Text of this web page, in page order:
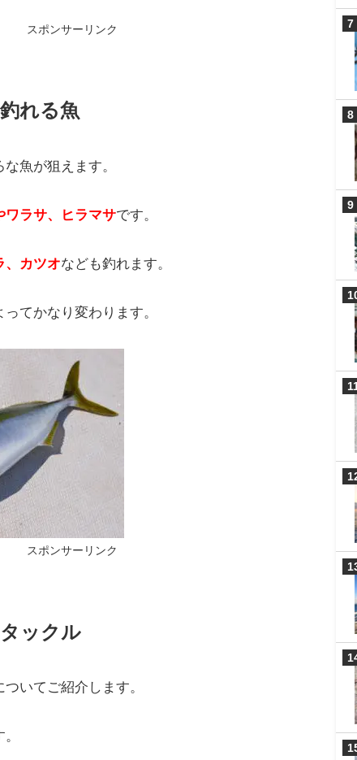
スポンサーリンク
れる魚
魚が狙えます。
ワラサ、ヒラマサです。
カツオ
てかなり変わります。